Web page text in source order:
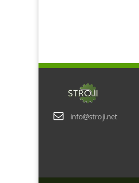
info stroji.net